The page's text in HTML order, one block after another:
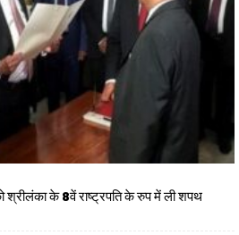
श्रीलंका के 8वें राष्ट्रपति के रुप में ली शपथ